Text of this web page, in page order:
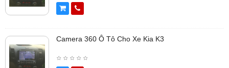
Camera 360 Ô Tô Cho Xe Kia K3